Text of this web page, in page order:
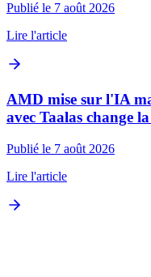
Publié le 7 août 2026
Lire l'article
AMD mise sur l'IA
avec Taalas change
Publié le 7 août 2026
Lire l'article